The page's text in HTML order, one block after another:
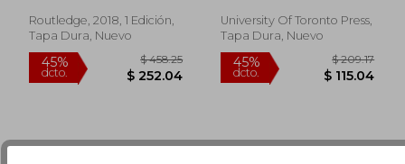
$ 62.30 $
Routledge, 2018, 1 Edición,
Tapa Dura, Nuevo
University Of Toronto Press,
Tapa Dura, Nuevo